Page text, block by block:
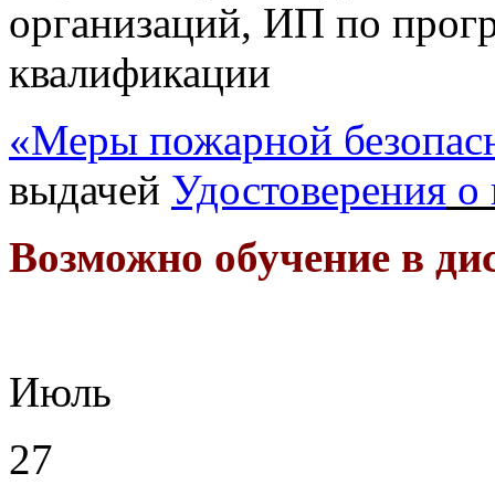
организаций, ИП по
квалификации
«Меры пожарной
выдачей Удостоверения о
Возможно обучение в
Июль
27